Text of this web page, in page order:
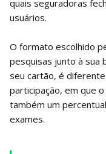
quais seguradoras
usuários.
O formato escolhido
pesquisas junto à sua
seu cartão, é
participação, em que
também um
exames.